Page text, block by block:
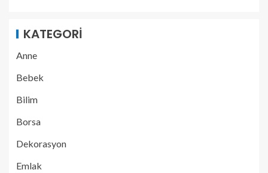
KATEGORI
Anne
Bebek
Bilim
Borsa
Dekorasyon
Emlak